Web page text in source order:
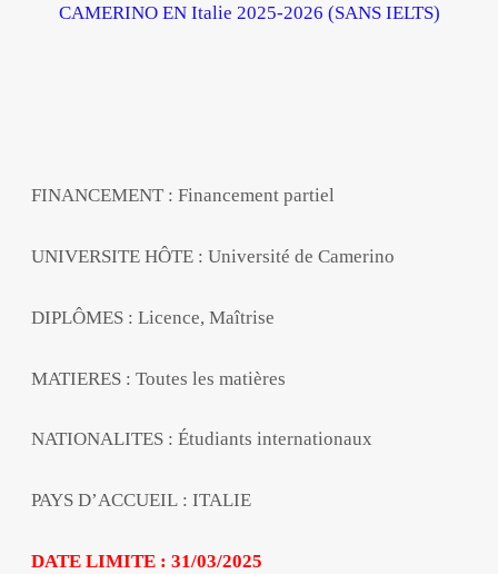
CAMERINO EN Italie 2025-2026 (SANS IELTS)
FINANCEMENT : Financement partiel
UNIVERSITE HÔTE : Université de Camerino
DIPLÔMES : Licence, Maîtrise
MATIERES : Toutes les matières
NATIONALITES : Étudiants internationaux
PAYS D’ACCUEIL : ITALIE
DATE LIMITE : 31/03/2025